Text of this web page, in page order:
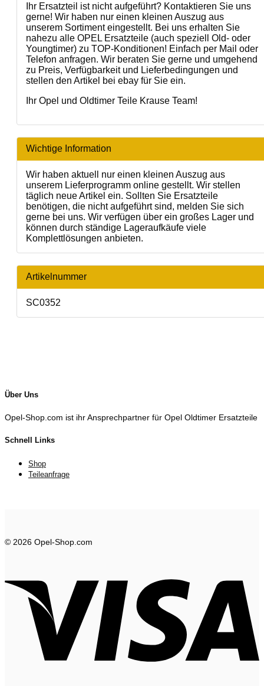
Ihr Ersatzteil ist nicht aufgeführt? Kontaktieren Sie uns
gerne! Wir haben nur einen kleinen Auszug aus
unserem Sortiment eingestellt. Bei uns erhalten Sie
nahezu alle OPEL Ersatzteile (auch speziell Old- oder
Youngtimer) zu TOP-Konditionen! Einfach per Mail oder
Telefon anfragen. Wir beraten Sie gerne und umgehend
zu Preis, Verfügbarkeit und Lieferbedingungen und
stellen den Artikel bei ebay für Sie ein.
Ihr Opel und Oldtimer Teile Krause Team!
Wichtige Information
Wir haben aktuell nur einen kleinen Auszug aus
unserem Lieferprogramm online gestellt. Wir stellen
täglich neue Artikel ein. Sollten Sie Ersatzteile
benötigen, die nicht aufgeführt sind, melden Sie sich
gerne bei uns. Wir verfügen über ein großes Lager und
können durch ständige Lageraufkäufe viele
Komplettlösungen anbieten.
Artikelnummer
SC0352
Über Uns
Opel-Shop.com ist ihr Ansprechpartner für Opel Oldtimer Ersatzteile
Schnell Links
Shop
Teileanfrage
© 2026 Opel-Shop.com